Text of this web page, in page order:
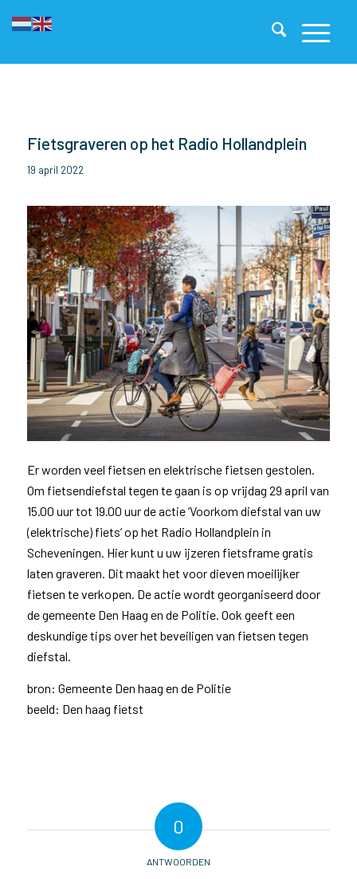
Fietsgraveren op het Radio Hollandplein
19 april 2022
Er worden veel fietsen en elektrische fietsen gestolen.
Om fietsendiefstal tegen te gaan is op vrijdag 29 april van
15.00 uur tot 19.00 uur de actie ‘Voorkom diefstal van uw
(elektrische) fiets’ op het Radio Hollandplein in
Scheveningen. Hier kunt u uw ijzeren fietsframe gratis
laten graveren. Dit maakt het voor dieven moeilijker
fietsen te verkopen. De actie wordt georganiseerd door
de gemeente Den Haag en de Politie. Ook geeft een
deskundige tips over het beveiligen van fietsen tegen
diefstal.
bron: Gemeente Den haag en de Politie
beeld: Den haag fietst
0
ANTWOORDEN